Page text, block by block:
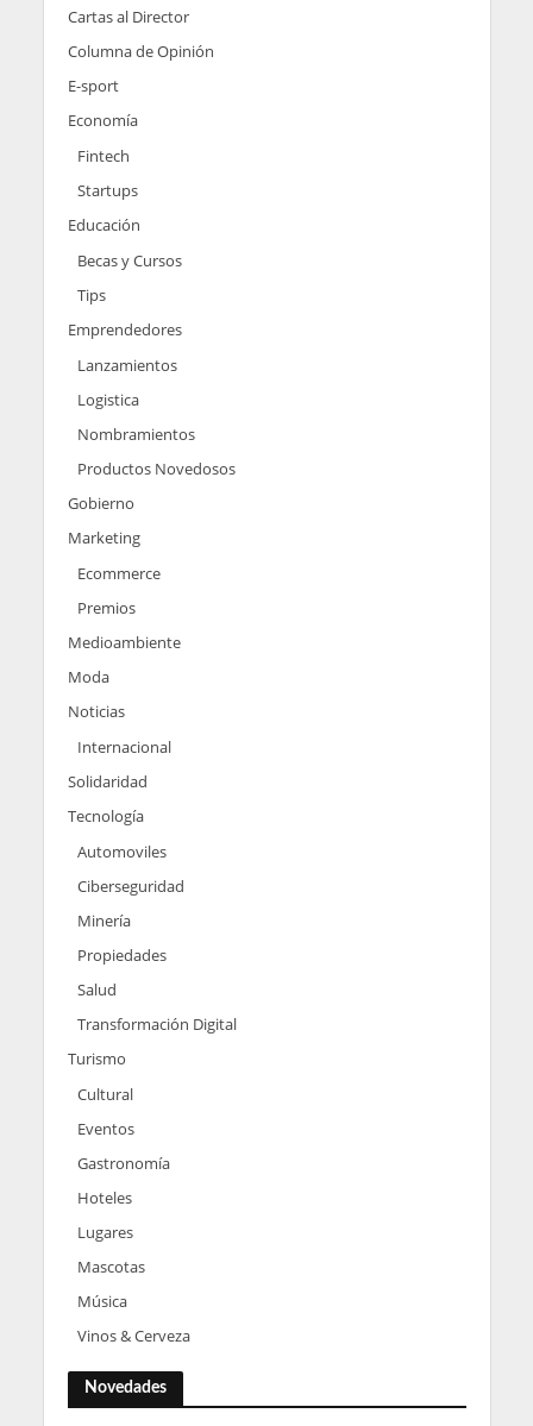
Cartas al Director
Columna de Opinión
E-sport
Economía
Fintech
Startups
Educación
Becas y Cursos
Tips
Emprendedores
Lanzamientos
Logistica
Nombramientos
Productos Novedosos
Gobierno
Marketing
Ecommerce
Premios
Medioambiente
Moda
Noticias
Internacional
Solidaridad
Tecnología
Automoviles
Ciberseguridad
Minería
Propiedades
Salud
Transformación Digital
Turismo
Cultural
Eventos
Gastronomía
Hoteles
Lugares
Mascotas
Música
Vinos & Cerveza
Novedades